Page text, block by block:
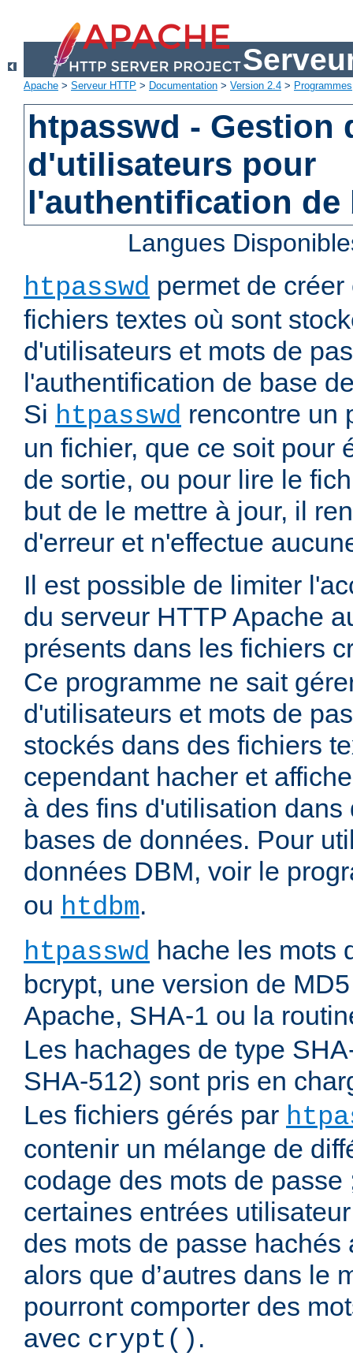
Apache > Serveur HTTP > Documentation > Version 2.4 > Programmes
htpasswd - Gestion
d'utilisateurs pour
l'authentification de
Langues
htpasswd permet de
fichiers textes où sont
d'utilisateurs et mots de
l'authentification de base
Si htpasswd rencontre un
un fichier, que ce soit pour
de sortie, ou pour lire le
but de le mettre à jour, il
d'erreur et n'effectue
Il est possible de limiter
du serveur HTTP Apache
présents dans les fichiers
Ce programme ne sait
d'utilisateurs et mots de
stockés dans des fichiers
cependant hacher et
à des fins d'utilisation dans
bases de données. Pour
données DBM, voir le
ou htdbm.
htpasswd hache les mots
bcrypt, une version de
Apache, SHA-1 ou la
Les hachages de type
SHA-512) sont pris en
Les fichiers gérés par
contenir un mélange de
codage des mots de passe
certaines entrées
des mots de passe hachés
alors que d’autres dans le
pourront comporter des
avec crypt() .